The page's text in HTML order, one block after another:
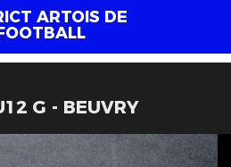
ARTOIS DE
G - BEUVRY